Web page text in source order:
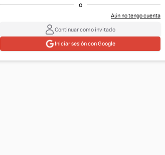
o
Aún no tengo cuenta
Continuar como invitado
Iniciar sesión con Google